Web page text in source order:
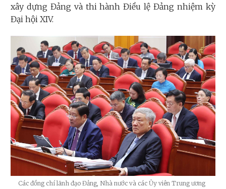
xây dựng Đảng và thi hành Điều lệ Đảng nhiệm kỳ
Đại hội XIV.
Các đồng chí lãnh đạo Đảng, Nhà nước và các Ủy viên Trung ương